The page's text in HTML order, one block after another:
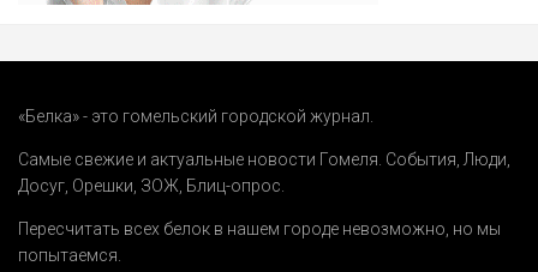
«Белка» - это гомельский городской журнал.
Самые свежие и актуальные новости Гомеля. События Люди
Досуг Орешки ЗОЖ Блиц-опрос
Пересчитать всех белок в нашем городе невозможно, но мы
попытаемся.